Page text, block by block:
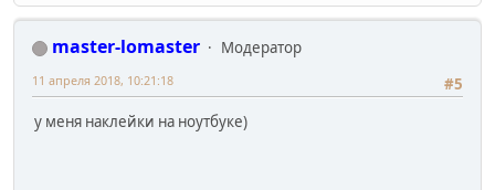
master-lomaster
Модератор
#5
11 апреля 2018, 10:21:18
у меня наклейки на ноутбуке)